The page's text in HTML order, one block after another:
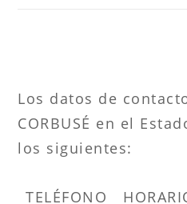
Los datos de
CORBUSÉ en el
los siguientes:
TELÉFONO